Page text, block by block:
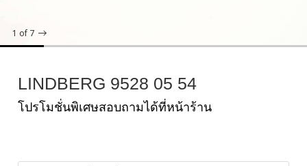
1 of 7
LINDBERG 9528 05 54
โปรโมชั่นพิเศษสอบถามได้ที่หน้าร้าน